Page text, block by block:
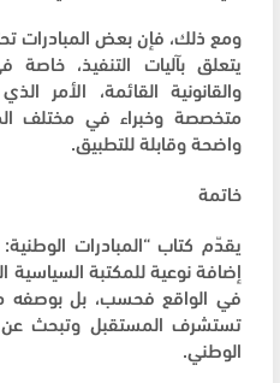
ومع ذلك، فإن بعض المبادرات
يتعلق بآليات التنفيذ،
والقانونية القائمة،
متخصصة وخبراء في مختلف
واضحة وقابلة للتطبيق.
خاتمة
يقدّم كتاب “المبادرات
إضافة نوعية للمكتبة السياسية
في الواقع فحسب، بل بوصفه
تستشرف المستقبل وتبحث عن
الوطني.